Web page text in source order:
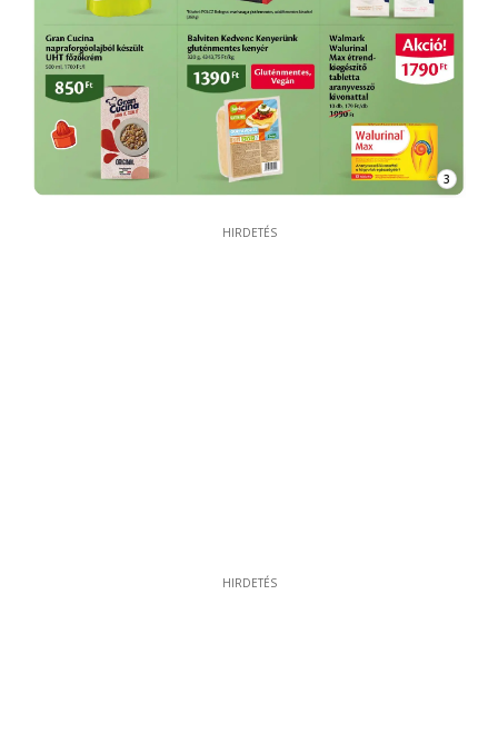
3
HIRDETÉS
HIRDETÉS